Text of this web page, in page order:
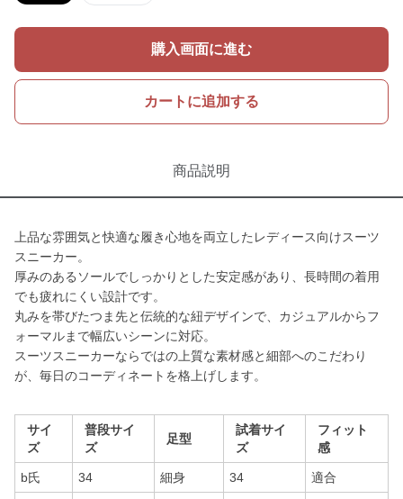
購入画面に進む
カートに追加する
商品説明
上品な雰囲気と快適な履き心地を両立したレディース向けスーツ
スニーカー。
厚みのあるソールでしっかりとした安定感があり、長時間の着用
でも疲れにくい設計です。
丸みを帯びたつま先と伝統的な紐デザインで、カジュアルからフ
ォーマルまで幅広いシーンに対応。
スーツスニーカーならではの上質な素材感と細部へのこだわり
が、毎日のコーディネートを格上げします。
サイ
ズ
普段サイ
ズ
足型
試着サイ
ズ
フィット
感
b氏 34 細身 34 適合